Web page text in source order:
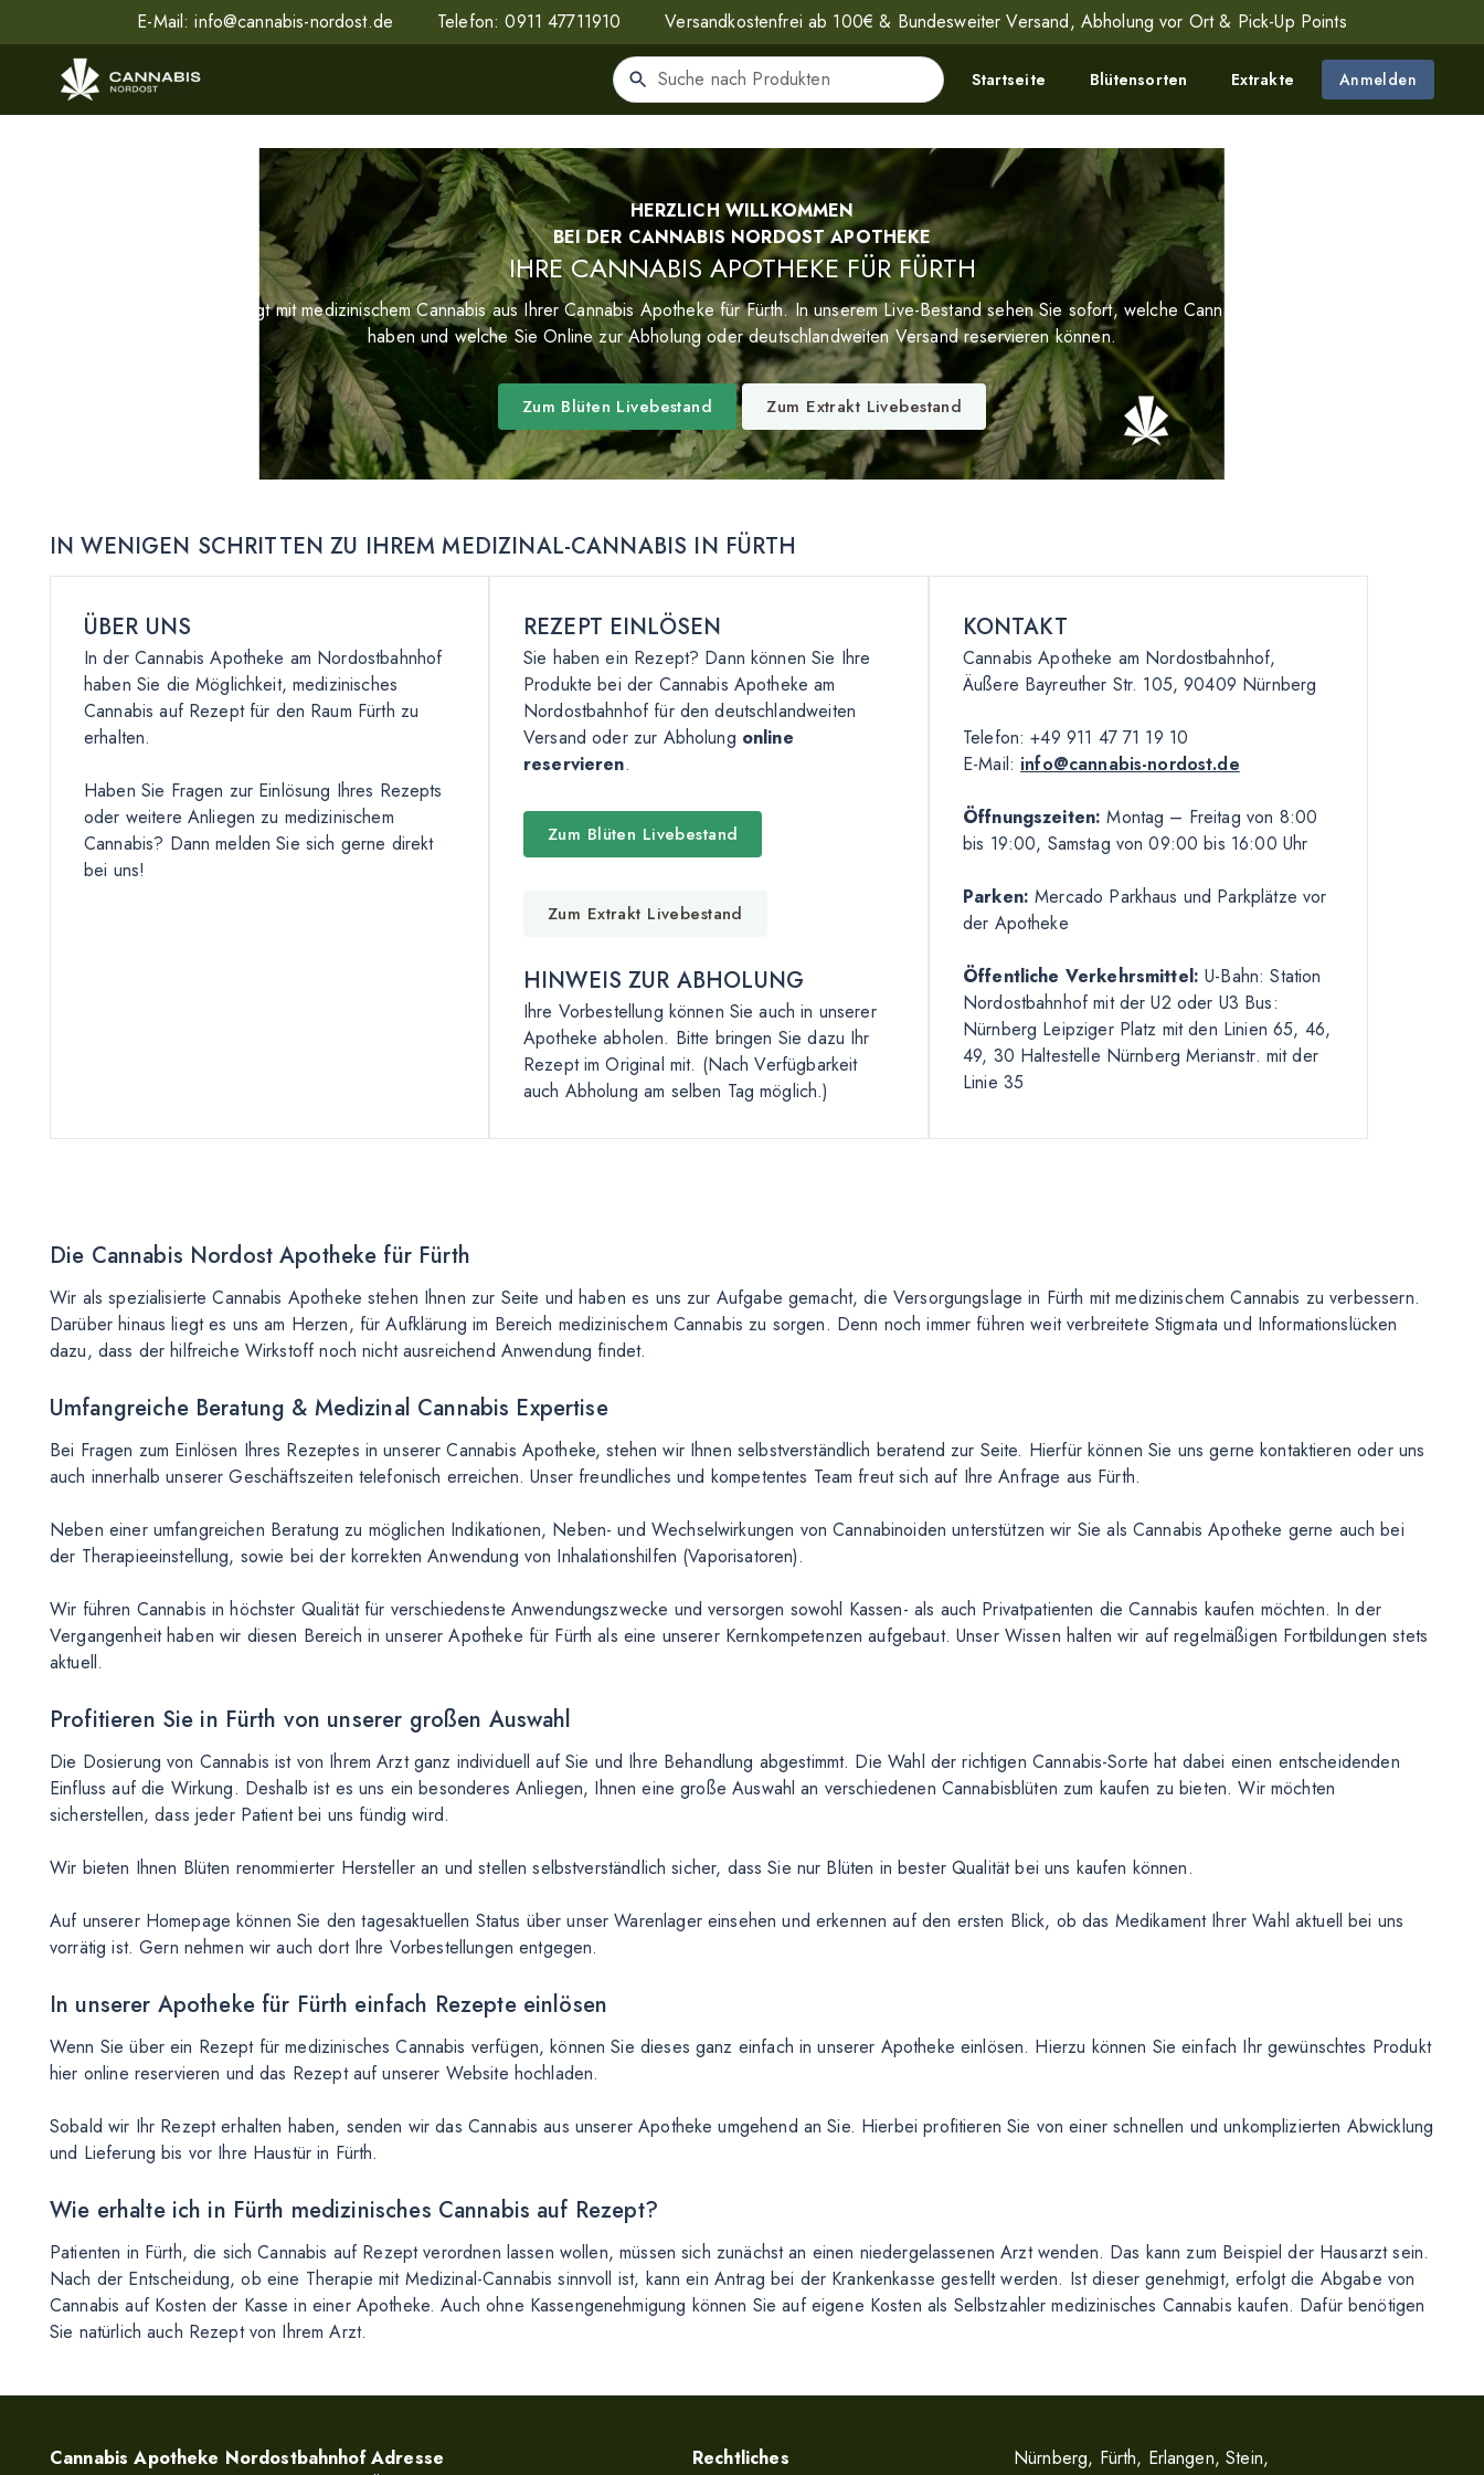
E-Mail:info@cannabis-nordost.de Telefon:0911 47711910 Versandkostenfrei ab 100€ & Bundesweiter Versand, Abholung vor Ort & Pick-Up Points
Startseite Blütensorten Extrakte Anmelden
HERZLICH WILLKOMMEN
BEI DER CANNABIS NORDOST APOTHEKE
IHRE CANNABIS APOTHEKE FÜR FÜRTH
Gut und zuverlässig versorgt mit medizinischem Cannabis aus Ihrer Cannabis Apotheke für Fürth. In unserem Live-Bestand sehen Sie sofort, welche Cannabispräparate wir auf Lager
haben und welche Sie Online zur Abholung oder deutschlandweiten Versand reservieren können.
Zum Blüten Livebestand Zum Extrakt Livebestand
IN WENIGEN SCHRITTEN ZU IHREM MEDIZINAL-CANNABIS IN FÜRTH
ÜBER UNS
In der Cannabis Apotheke am Nordostbahnhof
haben Sie die Möglichkeit, medizinisches
Cannabis auf Rezept für den Raum Fürth zu
erhalten.
Haben Sie Fragen zur Einlösung Ihres Rezepts
oder weitere Anliegen zu medizinischem
Cannabis? Dann melden Sie sich gerne direkt
bei uns!
REZEPT EINLÖSEN
Sie haben ein Rezept? Dann können Sie Ihre
Produkte bei der Cannabis Apotheke am
Nordostbahnhof für den deutschlandweiten
Versand oder zur Abholung online
reservieren.
Zum Blüten Livebestand
Zum Extrakt Livebestand
HINWEIS ZUR ABHOLUNG
Ihre Vorbestellung können Sie auch in unserer
Apotheke abholen. Bitte bringen Sie dazu Ihr
Rezept im Original mit. (Nach Verfügbarkeit
auch Abholung am selben Tag möglich.)
KONTAKT
Cannabis Apotheke am Nordostbahnhof,
Äußere Bayreuther Str. 105, 90409 Nürnberg
Telefon: +49 911 47 71 19 10
E-Mail: info@cannabis-nordost.de
Öffnungszeiten: Montag – Freitag von 8:00
bis 19:00, Samstag von 09:00 bis 16:00 Uhr
Parken: Mercado Parkhaus und Parkplätze vor
der Apotheke
Öffentliche Verkehrsmittel: U-Bahn: Station
Nordostbahnhof mit der U2 oder U3 Bus:
Nürnberg Leipziger Platz mit den Linien 65, 46,
49, 30 Haltestelle Nürnberg Merianstr. mit der
Linie 35
Die Cannabis Nordost Apotheke für Fürth
Wir als spezialisierte Cannabis Apotheke stehen Ihnen zur Seite und haben es uns zur Aufgabe gemacht, die Versorgungslage in Fürth mit medizinischem Cannabis zu verbessern.
Darüber hinaus liegt es uns am Herzen, für Aufklärung im Bereich medizinischem Cannabis zu sorgen. Denn noch immer führen weit verbreitete Stigmata und Informationslücken
dazu, dass der hilfreiche Wirkstoff noch nicht ausreichend Anwendung findet.
Umfangreiche Beratung & Medizinal Cannabis Expertise
Bei Fragen zum Einlösen Ihres Rezeptes in unserer Cannabis Apotheke, stehen wir Ihnen selbstverständlich beratend zur Seite. Hierfür können Sie uns gerne kontaktieren oder uns
auch innerhalb unserer Geschäftszeiten telefonisch erreichen. Unser freundliches und kompetentes Team freut sich auf Ihre Anfrage aus Fürth.
Neben einer umfangreichen Beratung zu möglichen Indikationen, Neben- und Wechselwirkungen von Cannabinoiden unterstützen wir Sie als Cannabis Apotheke gerne auch bei
der Therapieeinstellung, sowie bei der korrekten Anwendung von Inhalationshilfen (Vaporisatoren).
Wir führen Cannabis in höchster Qualität für verschiedenste Anwendungszwecke und versorgen sowohl Kassen- als auch Privatpatienten die Cannabis kaufen möchten. In der
Vergangenheit haben wir diesen Bereich in unserer Apotheke für Fürth als eine unserer Kernkompetenzen aufgebaut. Unser Wissen halten wir auf regelmäßigen Fortbildungen stets
aktuell.
Profitieren Sie in Fürth von unserer großen Auswahl
Die Dosierung von Cannabis ist von Ihrem Arzt ganz individuell auf Sie und Ihre Behandlung abgestimmt. Die Wahl der richtigen Cannabis-Sorte hat dabei einen entscheidenden
Einfluss auf die Wirkung. Deshalb ist es uns ein besonderes Anliegen, Ihnen eine große Auswahl an verschiedenen Cannabisblüten zum kaufen zu bieten. Wir möchten
sicherstellen, dass jeder Patient bei uns fündig wird.
Wir bieten Ihnen Blüten renommierter Hersteller an und stellen selbstverständlich sicher, dass Sie nur Blüten in bester Qualität bei uns kaufen können.
Auf unserer Homepage können Sie den tagesaktuellen Status über unser Warenlager einsehen und erkennen auf den ersten Blick, ob das Medikament Ihrer Wahl aktuell bei uns
vorrätig ist. Gern nehmen wir auch dort Ihre Vorbestellungen entgegen.
In unserer Apotheke für Fürth einfach Rezepte einlösen
Wenn Sie über ein Rezept für medizinisches Cannabis verfügen, können Sie dieses ganz einfach in unserer Apotheke einlösen. Hierzu können Sie einfach Ihr gewünschtes Produkt
hier online reservieren und das Rezept auf unserer Website hochladen.
Sobald wir Ihr Rezept erhalten haben, senden wir das Cannabis aus unserer Apotheke umgehend an Sie. Hierbei profitieren Sie von einer schnellen und unkomplizierten Abwicklung
und Lieferung bis vor Ihre Haustür in Fürth.
Wie erhalte ich in Fürth medizinisches Cannabis auf Rezept?
Patienten in Fürth, die sich Cannabis auf Rezept verordnen lassen wollen, müssen sich zunächst an einen niedergelassenen Arzt wenden. Das kann zum Beispiel der Hausarzt sein.
Nach der Entscheidung, ob eine Therapie mit Medizinal-Cannabis sinnvoll ist, kann ein Antrag bei der Krankenkasse gestellt werden. Ist dieser genehmigt, erfolgt die Abgabe von
Cannabis auf Kosten der Kasse in einer Apotheke. Auch ohne Kassengenehmigung können Sie auf eigene Kosten als Selbstzahler medizinisches Cannabis kaufen. Dafür benötigen
Sie natürlich auch Rezept von Ihrem Arzt.
Cannabis Apotheke NordostbahnhofAdresse
Rechtliches
Nürnberg, Fürth, Erlangen,Stein,